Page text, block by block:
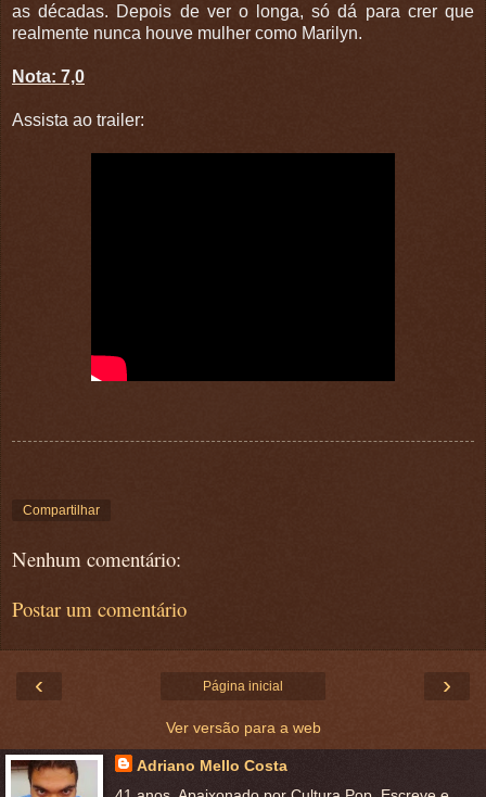
as décadas. Depois de ver o longa, só dá para crer que
realmente nunca houve mulher como Marilyn.
Nota: 7,0
Assista ao trailer:
Compartilhar
Nenhum comentário:
Postar um comentário
‹ ›
Página inicial
Ver versão para a web
Adriano Mello Costa